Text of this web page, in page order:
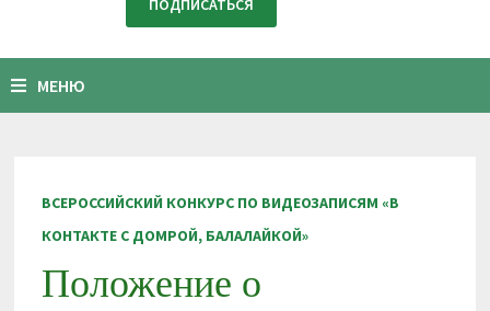
МЕНЮ
ВСЕРОССИЙСКИЙ КОНКУРС ПО ВИДЕОЗАПИСЯМ «В
КОНТАКТЕ С ДОМРОЙ, БАЛАЛАЙКОЙ»
Положение о